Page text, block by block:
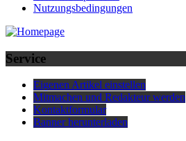
Nutzungsbedingungen
Service
Eigenen Artikel einstellen
Mitmachen und Redakteur werden
Kontaktformular
Banner herunterladen